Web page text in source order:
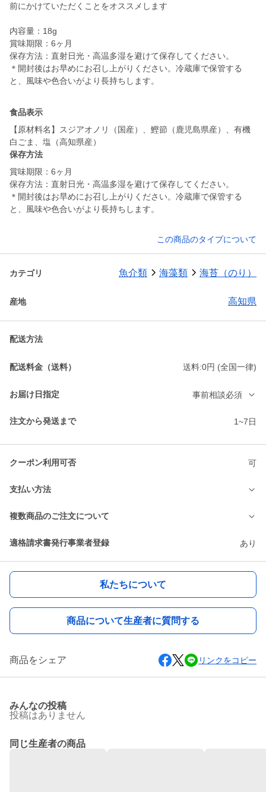
前にかけていただくことをオススメします
内容量：18g
賞味期限：6ヶ月
保存方法：直射日光・高温多湿を避けて保存してください。
＊開封後はお早めにお召し上がりください。冷蔵庫で保管する
と、風味や色合いがより長持ちします。
食品表示
【原材料名】スジアオノリ（国産）、鰹節（鹿児島県産）、有機
白ごま、塩（高知県産）
保存方法
賞味期限：6ヶ月
保存方法：直射日光・高温多湿を避けて保存してください。
＊開封後はお早めにお召し上がりください。冷蔵庫で保管する
と、風味や色合いがより長持ちします。
この商品のタイプについて
カテゴリ 魚介類 海藻類 海苔（のり）
産地 高知県
配送方法
配送料金（送料） 送料:0円 (全国一律)
お届け日指定 事前相談必須
注文から発送まで 1~7日
クーポン利用可否 可
支払い方法
複数商品のご注文について
適格請求書発行事業者登録 あり
私たちについて
商品について生産者に質問する
商品をシェア リンクをコピー
みんなの投稿
投稿はありません
同じ生産者の商品